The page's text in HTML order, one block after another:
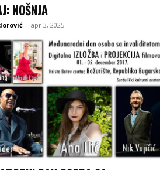
NOŠNJA
- apr 3, 2025